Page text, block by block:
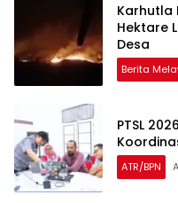
Karhutla
Hektare
Desa
Berita
PTSL
ATR/BPN